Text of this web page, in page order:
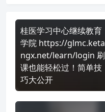
桂医学习中心继续教育
学院 https://glmc.keta
ngx.net/learn/login 刷
课也能轻松过！简单技
巧大公开